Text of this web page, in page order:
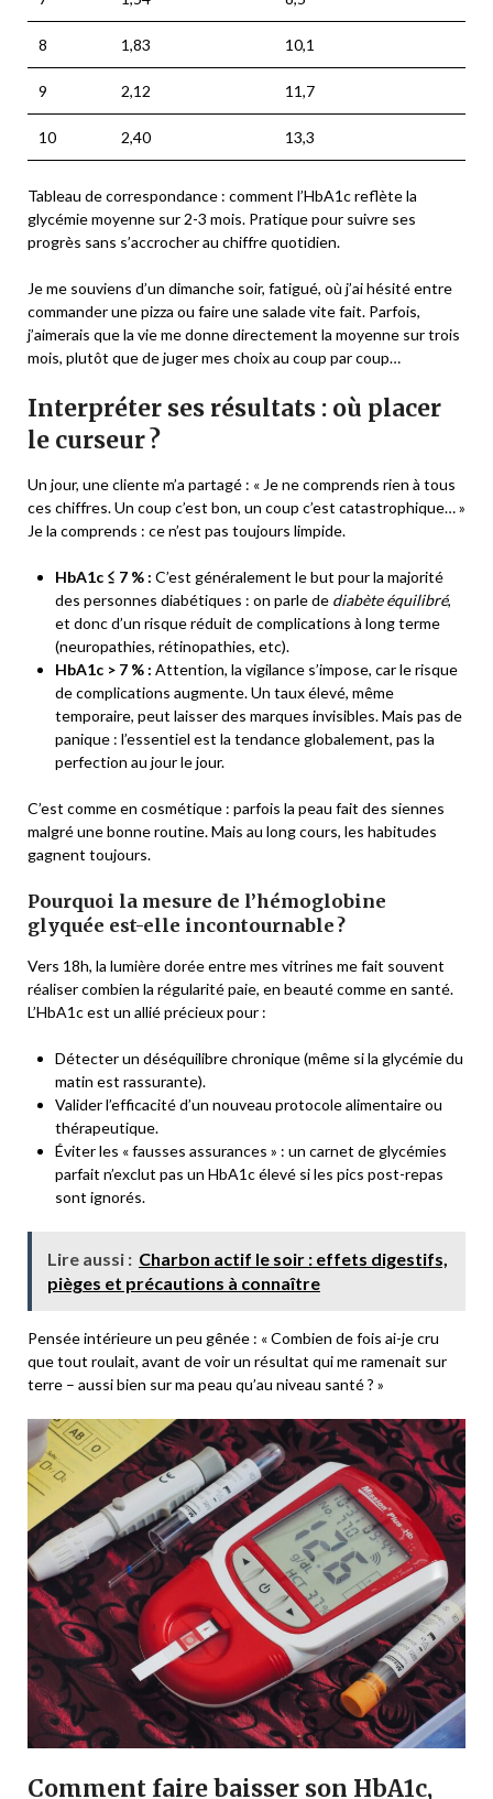
8 1,83 10,1
9 2,12 11,7
10 2,40 13,3
Tableau de correspondance : comment l’HbA1c reflète la
glycémie moyenne sur 2-3 mois. Pratique pour suivre ses
progrès sans s’accrocher au chiffre quotidien.
Je me souviens d’un dimanche soir, fatigué, où j’ai hésité entre
commander une pizza ou faire une salade vite fait. Parfois,
j’aimerais que la vie me donne directement la moyenne sur trois
mois, plutôt que de juger mes choix au coup par coup…
Interpréter ses résultats : où placer
le curseur ?
Un jour, une cliente m’a partagé : « Je ne comprends rien à tous
ces chiffres. Un coup c’est bon, un coup c’est catastrophique… »
Je la comprends : ce n’est pas toujours limpide.
HbA1c ≤ 7 % : C’est généralement le but pour la majorité
des personnes diabétiques : on parle de diabète équilibré,
et donc d’un risque réduit de complications à long terme
(neuropathies, rétinopathies, etc).
HbA1c > 7 % : Attention, la vigilance s’impose, car le risque
de complications augmente. Un taux élevé, même
temporaire, peut laisser des marques invisibles. Mais pas de
panique : l’essentiel est la tendance globalement, pas la
perfection au jour le jour.
C’est comme en cosmétique : parfois la peau fait des siennes
malgré une bonne routine. Mais au long cours, les habitudes
gagnent toujours.
Pourquoi la mesure de l’hémoglobine
glyquée est-elle incontournable ?
Vers 18h, la lumière dorée entre mes vitrines me fait souvent
réaliser combien la régularité paie, en beauté comme en santé.
L’HbA1c est un allié précieux pour :
Détecter un déséquilibre chronique (même si la glycémie du
matin est rassurante).
Valider l’efficacité d’un nouveau protocole alimentaire ou
thérapeutique.
Éviter les « fausses assurances » : un carnet de glycémies
parfait n’exclut pas un HbA1c élevé si les pics post-repas
sont ignorés.
Lire aussi : Charbon actif le soir : effets digestifs,
pièges et précautions à connaître
Pensée intérieure un peu gênée : « Combien de fois ai-je cru
que tout roulait, avant de voir un résultat qui me ramenait sur
terre – aussi bien sur ma peau qu’au niveau santé ? »
Comment faire baisser son HbA1c,